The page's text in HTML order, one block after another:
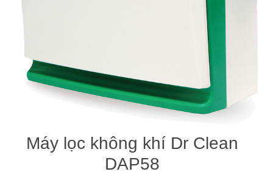
Máy lọc không khí Dr Clean
DAP58